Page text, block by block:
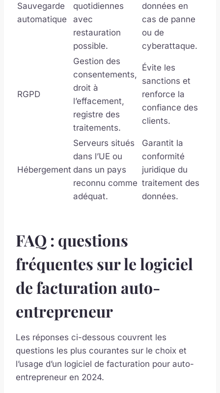
Sauvegarde
automatique
quotidiennes
avec
restauration
possible.
données en
cas de panne
ou de
cyberattaque.
RGPD
Gestion des
consentements,
droit à
l’effacement,
registre des
traitements.
Évite les
sanctions et
renforce la
confiance des
clients.
Hébergement
Serveurs situés
dans l’UE ou
dans un pays
reconnu comme
adéquat.
Garantit la
conformité
juridique du
traitement des
données.
FAQ : questions
fréquentes sur le logiciel
de facturation auto-
entrepreneur
Les réponses ci-dessous couvrent les
questions les plus courantes sur le choix et
l’usage d’un logiciel de facturation pour auto-
entrepreneur en 2024.